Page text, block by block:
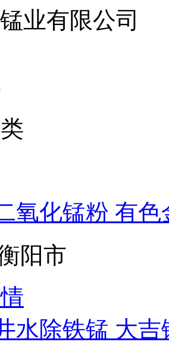
业有限公司
氧化锰粉 有
阳市
水除铁锰 大吉